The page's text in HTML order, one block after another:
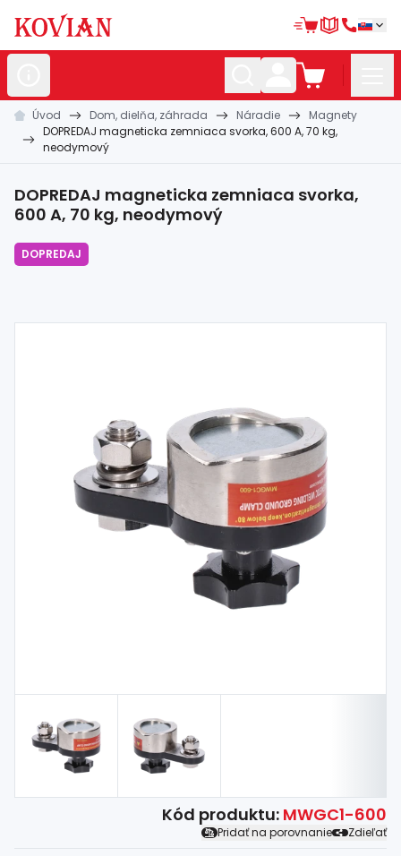
Nerezovépolotovary
Hliníkovépolotovary
Kovanépolotovary
Zábradlia a madlá
Bránovésystémy
Úvod Dom, dielňa, záhrada Náradie
Magnety
DOPREDAJ magneticka zemniaca svorka, 600 A, 70 kg,
neodymový
DOPREDAJ magneticka zemniaca svorka,
600 A, 70 kg, neodymový
DOPREDAJ
Kód produktu: MWGC1-600
Pridať na porovnanie Zdieľať